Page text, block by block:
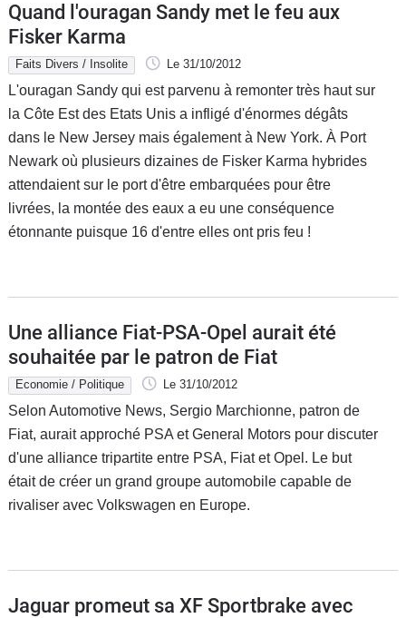
Quand l'ouragan Sandy met le feu aux
Fisker Karma
Faits Divers / Insolite Le 31/10/2012
L'ouragan Sandy qui est parvenu à remonter très haut sur
la Côte Est des Etats Unis a infligé d'énormes dégâts
dans le New Jersey mais également à New York. À Port
Newark où plusieurs dizaines de Fisker Karma hybrides
attendaient sur le port d'être embarquées pour être
livrées, la montée des eaux a eu une conséquence
étonnante puisque 16 d'entre elles ont pris feu !
Une alliance Fiat-PSA-Opel aurait été
souhaitée par le patron de Fiat
Economie / Politique Le 31/10/2012
Selon Automotive News, Sergio Marchionne, patron de
Fiat, aurait approché PSA et General Motors pour discuter
d'une alliance tripartite entre PSA, Fiat et Opel. Le but
était de créer un grand groupe automobile capable de
rivaliser avec Volkswagen en Europe.
Jaguar promeut sa XF Sportbrake avec